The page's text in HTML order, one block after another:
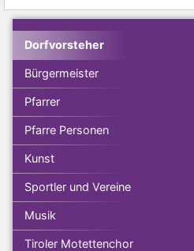
Dorfvorsteher
Bürgermeister
Pfarrer
Pfarre Personen
Kunst
Sportler und Vereine
Musik
Tiroler Motettenchor